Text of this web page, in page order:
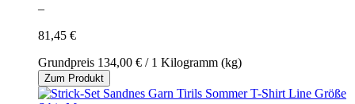
–
81,45 €
Grundpreis 134,00 € / 1 Kilogramm (kg)
Zum Produkt